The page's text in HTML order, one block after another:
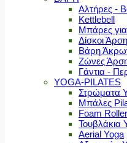
Αλτήρες -
Kettlebell
Μπάρες
Δίσκοι
Βάρη
Ζώνες
Γάντια -
YOGA-PILATES
Στρώματα
Μπάλες
Foam Roller
Τουβλάκια
Aerial Yoga